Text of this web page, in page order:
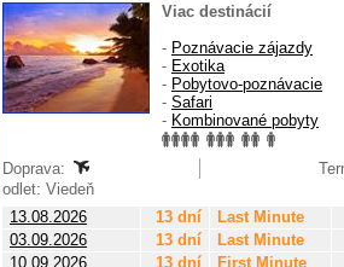
Viac destinácií
- Poznávacie zájazdy
- Exotika
- Pobytovo-poznávacie
- Safari
- Kombinované pobyty
Doprava:
odlet: Viedeň
13.08.2026
13 dní Last Minute
03.09.2026
13 dní Last Minute
10.09.2026
13 dní First Minute